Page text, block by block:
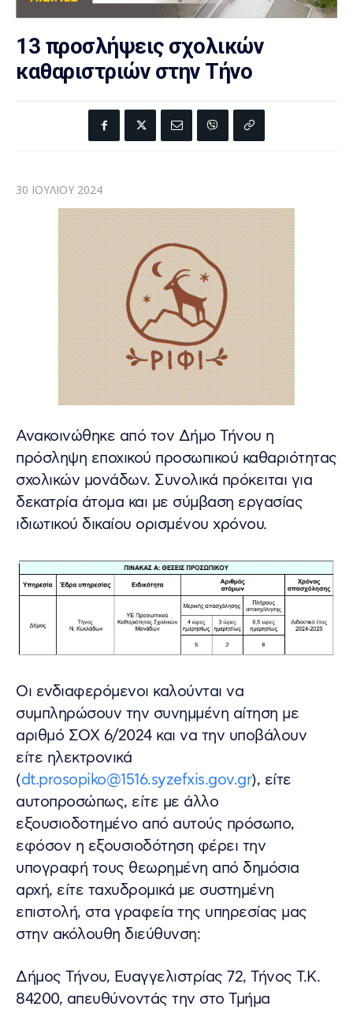
13 προσλήψεις σχολικών
καθαριστριών στην Τήνο
30 ΙΟΥΛΊΟΥ 2024
Ανακοινώθηκε από τον Δήμο Τήνου η
πρόσληψη εποχικού προσωπικού καθαριότητας
σχολικών μονάδων. Συνολικά πρόκειται για
δεκατρία άτομα και με σύμβαση εργασίας
ιδιωτικού δικαίου ορισμένου χρόνου.
Οι ενδιαφερόμενοι καλούνται να
συμπληρώσουν την συνημμένη αίτηση με
αριθμό ΣΟΧ 6/2024 και να την υποβάλουν
είτε ηλεκτρονικά
(dt.prosopiko@1516.syzefxis.gov.gr), είτε
αυτοπροσώπως, είτε με άλλο
εξουσιοδοτημένο από αυτούς πρόσωπο,
εφόσον η εξουσιοδότηση φέρει την
υπογραφή τους θεωρημένη από δημόσια
αρχή, είτε ταχυδρομικά με συστημένη
επιστολή, στα γραφεία της υπηρεσίας μας
στην ακόλουθη διεύθυνση:
Δήμος Τήνου, Ευαγγελιστρίας 72, Τήνος Τ.Κ.
84200, απευθύνοντάς την στο Τμήμα